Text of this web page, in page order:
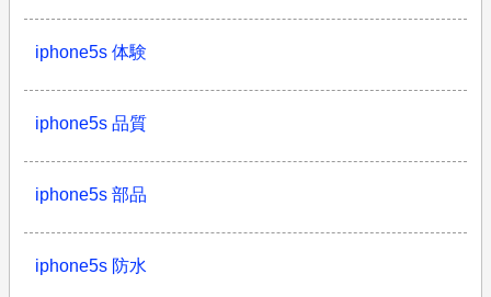
iphone5s 体験
iphone5s 品質
iphone5s 部品
iphone5s 防水